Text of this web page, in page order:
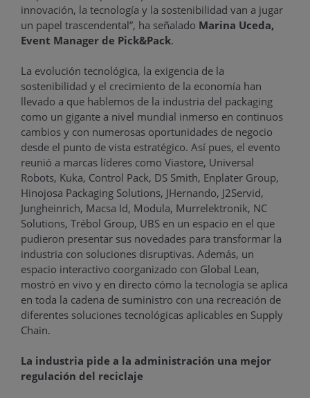
innovación, la tecnología y la sostenibilidad van a jugar
un papel trascendental”, ha señalado Marina Uceda,
Event Manager de Pick&Pack.
La evolución tecnológica, la exigencia de la
sostenibilidad y el crecimiento de la economía han
llevado a que hablemos de la industria del packaging
como un gigante a nivel mundial inmerso en continuos
cambios y con numerosas oportunidades de negocio
desde el punto de vista estratégico. Así pues, el evento
reunió a marcas líderes como Viastore, Universal
Robots, Kuka, Control Pack, DS Smith, Enplater Group,
Hinojosa Packaging Solutions, JHernando, J2Servid,
Jungheinrich, Macsa Id, Modula, Murrelektronik, NC
Solutions, Trébol Group, UBS en un espacio en el que
pudieron presentar sus novedades para transformar la
industria con soluciones disruptivas. Además, un
espacio interactivo coorganizado con Global Lean,
mostró en vivo y en directo cómo la tecnología se aplica
en toda la cadena de suministro con una recreación de
diferentes soluciones tecnológicas aplicables en Supply
Chain.
La industria pide a la administración una mejor
regulación del reciclaje